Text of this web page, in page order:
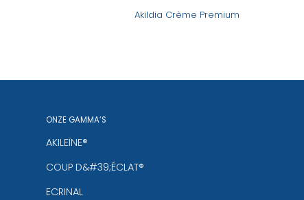
Akildia Crème Premium
ONZE GAMMA’S
AKILEÏNE®
COUP D&#39;ÉCLAT®
ECRINAL